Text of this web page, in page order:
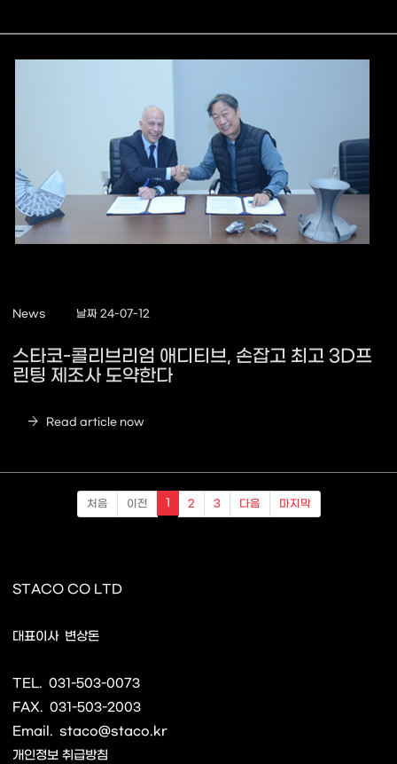
News 날짜 24-07-12
스타코-콜리브리엄 애디티브, 손잡고 최고 3D프
린팅 제조사 도약한다
arrow_forward Read article now
처음 이전 1 2 3 다음 마지막
사업자명
STACO CO LTD
대표이사 변상돈
TEL. 031-503-0073
FAX. 031-503-2003
Email. staco@staco.kr
개인정보 취급방침